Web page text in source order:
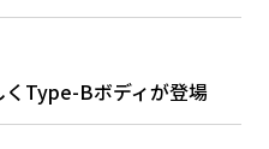
くType-Bボディが登場